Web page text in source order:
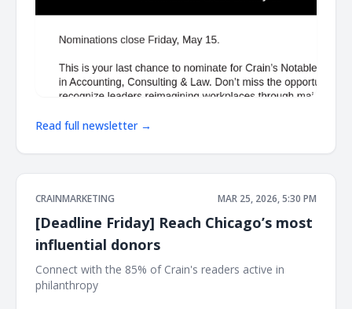
Read full newsletter →
CRAINMARKETING MAR 25, 2026, 5:30 PM
[Deadline Friday] Reach Chicago’s most
influential donors
Connect with the 85% of Crain's readers active in
philanthropy ‌ ‌ ‌ ‌ ‌ ‌ ‌ ‌ ‌ ‌ ‌ ‌ ‌ ‌ ‌ ‌ ‌ ‌ ‌ ‌ ‌ ‌ ‌ ‌ ‌ ‌ ‌ ‌ ‌ ‌ ‌ ‌ ‌ ‌ ‌ ‌ ‌ ‌ ‌ ‌ ‌ ‌ ‌ ‌ ‌ ‌ ‌ ‌ ‌ ‌ ‌ ‌ ‌ ‌ ‌ ‌ ‌ ‌ ‌ ‌ ‌ ‌ ‌ ‌ ‌ ‌ ‌